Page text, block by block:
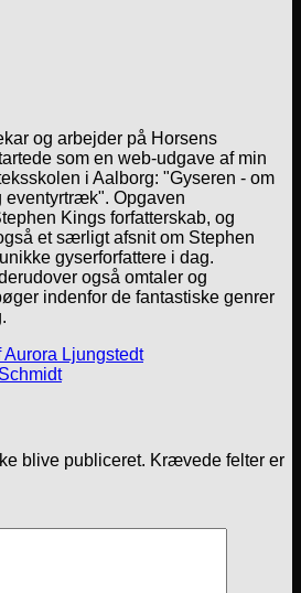
og arbejder på Horsens
som en web-udgave af min
i Aalborg: "Gyseren - om
eventyrtræk". Opgaven
Kings forfatterskab, og
et særligt afsnit om Stephen
gyserforfattere i dag.
også omtaler og
indenfor de fantastiske genrer
Ljungstedt
blive publiceret. Krævede felter er